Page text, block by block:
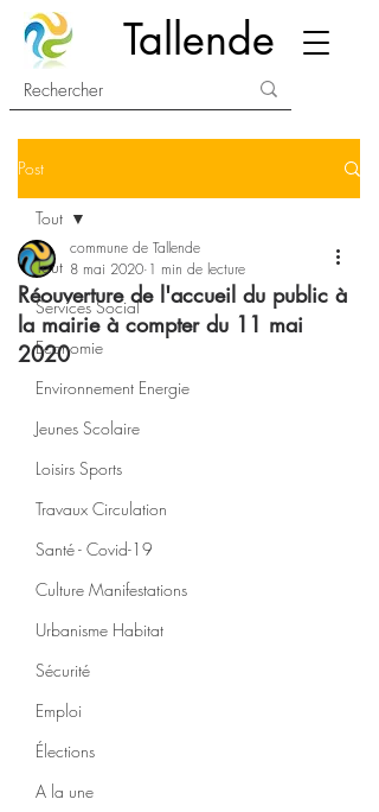
Tallende
Post
Tout
Services Social
Economie
Environnement Energie
Jeunes Scolaire
Loisirs Sports
Travaux Circulation
Santé - Covid-19
Culture Manifestations
Urbanisme Habitat
Sécurité
Emploi
Élections
A la une
Tout
Réouverture de l'accueil du public à
la mairie à compter du 11 mai
2020
commune de Tallende
8 mai 2020 1 min de lecture